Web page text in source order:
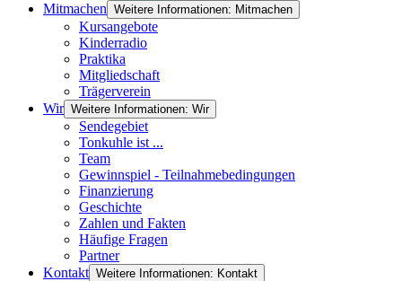
Mitmachen Weitere Informationen: Mitmachen
Kursangebote
Kinderradio
Praktika
Mitgliedschaft
Trägerverein
Wir Weitere Informationen: Wir
Sendegebiet
Tonkuhle ist ...
Team
Gewinnspiel - Teilnahmebedingungen
Finanzierung
Geschichte
Zahlen und Fakten
Häufige Fragen
Partner
Kontakt Weitere Informationen: Kontakt